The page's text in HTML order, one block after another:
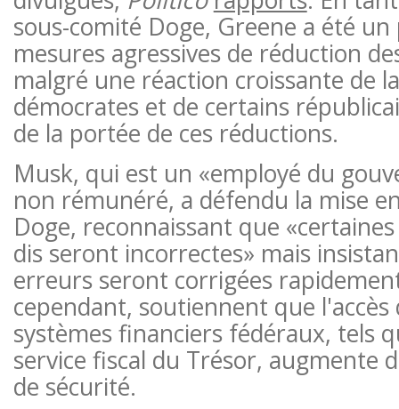
sous-comité Doge, Greene a été
mesures agressives de réduction
malgré une réaction croissante de
démocrates et de certains
de la portée de ces réductions.
Musk, qui est un «employé du
non rémunéré, a défendu la mise
Doge, reconnaissant que
dis seront incorrectes» mais
erreurs seront corrigées
cependant, soutiennent que l'accès
systèmes financiers fédéraux, tels
service fiscal du Trésor, augmente
de sécurité.